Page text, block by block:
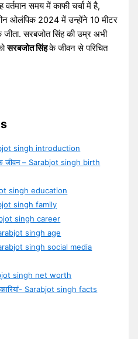
वर्तमान समय में काफी चर्चा में है,
ओलंपिक 2024 में उन्होंने 10 मीटर
सरबजोत सिंह की उम्र अभी
सरबजोत सिंहके जीवन से परिचित
singh introduction
जीवन – Sarabjot singh birth
singh education
singh family
singh career
singh age
singh social media
singh net worth
Sarabjot singh facts